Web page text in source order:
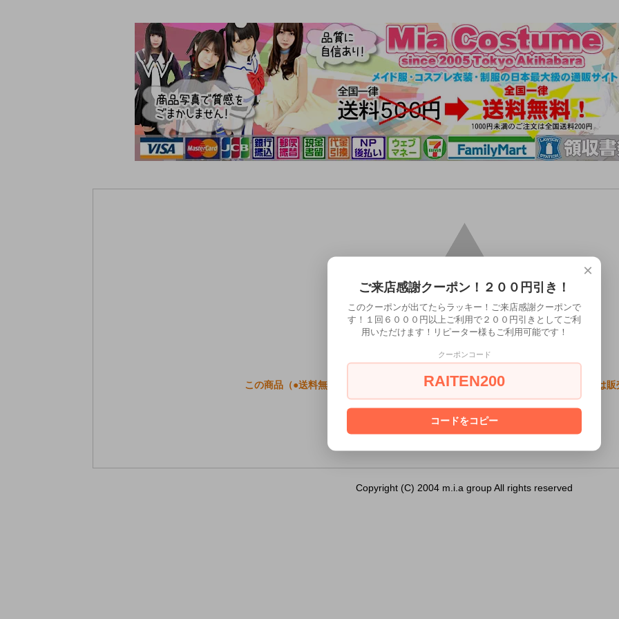
この商品（●送料無料●完全2層 トゥナイトりりか ヒダまみれ）は18歳未満の方には販
あなたは18歳以上ですか？
[ はい ] [ いいえ ]
Copyright (C) 2004 m.i.a group All rights reserved
×
ご来店感謝クーポン！２００円引き！
このクーポンが出てたらラッキー！ご来店感謝クーポンで
す！１回６０００円以上ご利用で２００円引きとしてご利
用いただけます！リピーター様もご利用可能です！
クーポンコード
RAITEN200
コードをコピー